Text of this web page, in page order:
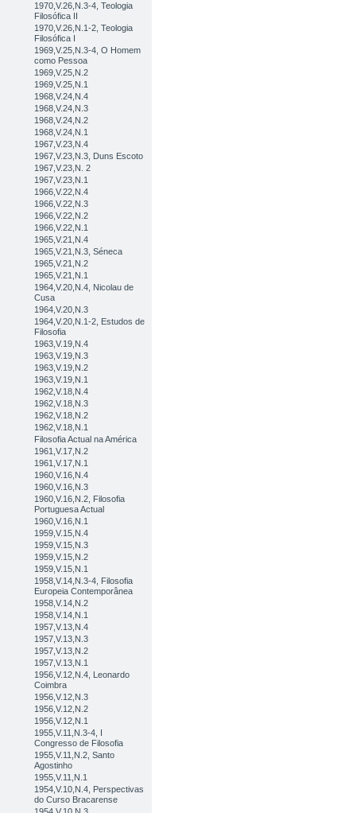
1970,V.26,N.3-4, Teologia
Filosófica II
1970,V.26,N.1-2, Teologia
Filosófica I
1969,V.25,N.3-4, O Homem
como Pessoa
1969,V.25,N.2
1969,V.25,N.1
1968,V.24,N.4
1968,V.24,N.3
1968,V.24,N.2
1968,V.24,N.1
1967,V.23,N.4
1967,V.23,N.3, Duns Escoto
1967,V.23,N. 2
1967,V.23,N.1
1966,V.22,N.4
1966,V.22,N.3
1966,V.22,N.2
1966,V.22,N.1
1965,V.21,N.4
1965,V.21,N.3, Séneca
1965,V.21,N.2
1965,V.21,N.1
1964,V.20,N.4, Nicolau de
Cusa
1964,V.20,N.3
1964,V.20,N.1-2, Estudos de
Filosofia
1963,V.19,N.4
1963,V.19,N.3
1963,V.19,N.2
1963,V.19,N.1
1962,V.18,N.4
1962,V.18,N.3
1962,V.18,N.2
1962,V.18,N.1
Filosofia Actual na América
1961,V.17,N.2
1961,V.17,N.1
1960,V.16,N.4
1960,V.16,N.3
1960,V.16,N.2, Filosofia
Portuguesa Actual
1960,V.16,N.1
1959,V.15,N.4
1959,V.15,N.3
1959,V.15,N.2
1959,V.15,N.1
1958,V.14,N.3-4, Filosofia
Europeia Contemporânea
1958,V.14,N.2
1958,V.14,N.1
1957,V.13,N.4
1957,V.13,N.3
1957,V.13,N.2
1957,V.13,N.1
1956,V.12,N.4, Leonardo
Coimbra
1956,V.12,N.3
1956,V.12,N.2
1956,V.12,N.1
1955,V.11,N.3-4, I
Congresso de Filosofia
1955,V.11,N.2, Santo
Agostinho
1955,V.11,N.1
1954,V.10,N.4, Perspectivas
do Curso Bracarense